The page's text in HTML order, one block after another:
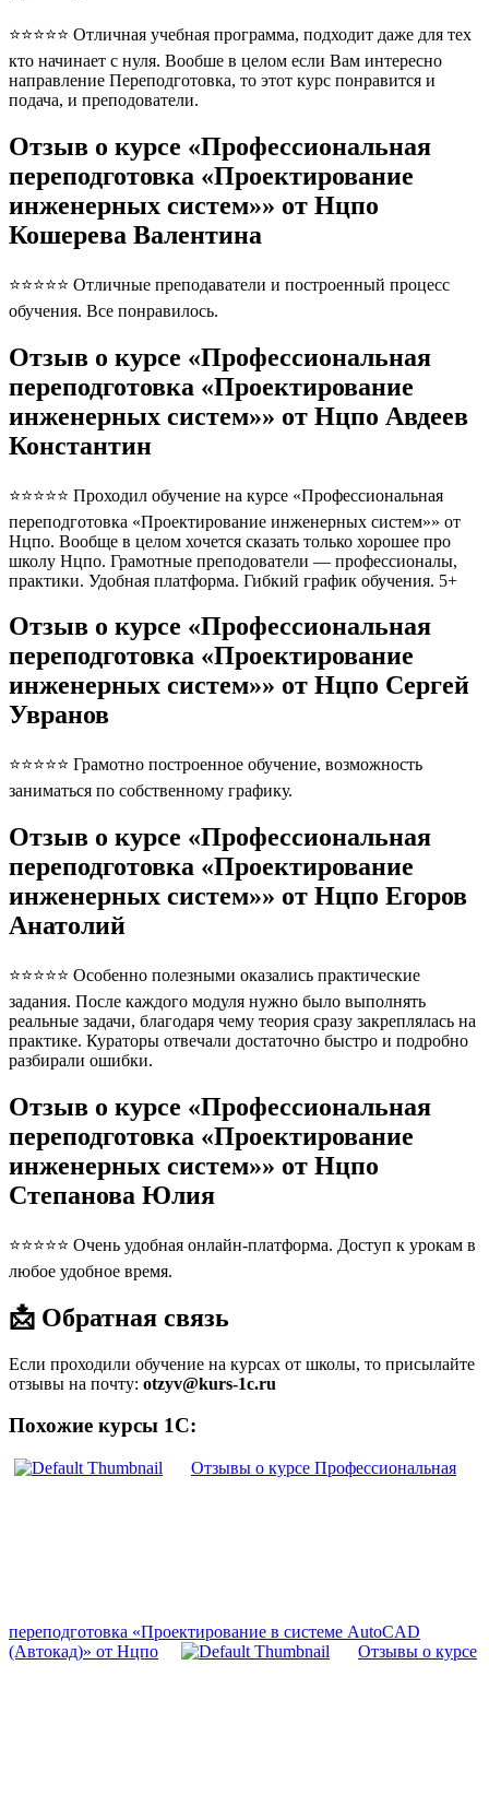
⭐⭐⭐⭐⭐ Отличная учебная программа, подходит даже для тех
кто начинает с нуля. Вообше в целом если Вам интересно
направление Переподготовка, то этот курс понравится и
подача, и преподователи.
Отзыв о курсе «Профессиональная
переподготовка «Проектирование
инженерных систем»» от Нцпо
Кошерева Валентина
⭐⭐⭐⭐⭐ Отличные преподаватели и построенный процесс
обучения. Все понравилось.
Отзыв о курсе «Профессиональная
переподготовка «Проектирование
инженерных систем»» от Нцпо Авдеев
Константин
⭐⭐⭐⭐⭐ Проходил обучение на курсе «Профессиональная
переподготовка «Проектирование инженерных систем»» от
Нцпо. Вообще в целом хочется сказать только хорошее про
школу Нцпо. Грамотные преподователи — профессионалы,
практики. Удобная платформа. Гибкий график обучения. 5+
Отзыв о курсе «Профессиональная
переподготовка «Проектирование
инженерных систем»» от Нцпо Сергей
Увранов
⭐⭐⭐⭐⭐ Грамотно построенное обучение, возможность
заниматься по собственному графику.
Отзыв о курсе «Профессиональная
переподготовка «Проектирование
инженерных систем»» от Нцпо Егоров
Анатолий
⭐⭐⭐⭐⭐ Особенно полезными оказались практические
задания. После каждого модуля нужно было выполнять
реальные задачи, благодаря чему теория сразу закреплялась на
практике. Кураторы отвечали достаточно быстро и подробно
разбирали ошибки.
Отзыв о курсе «Профессиональная
переподготовка «Проектирование
инженерных систем»» от Нцпо
Степанова Юлия
⭐⭐⭐⭐⭐ Очень удобная онлайн-платформа. Доступ к урокам в
любое удобное время.
📩 Обратная связь
Если проходили обучение на курсах от школы, то присылайте
отзывы на почту: otzyv@kurs-1c.ru
Похожие курсы 1С:
Отзывы о курсе Профессиональная
переподготовка «Проектирование в системе AutoCAD
(Автокад)» от Нцпо
Отзывы о курсе